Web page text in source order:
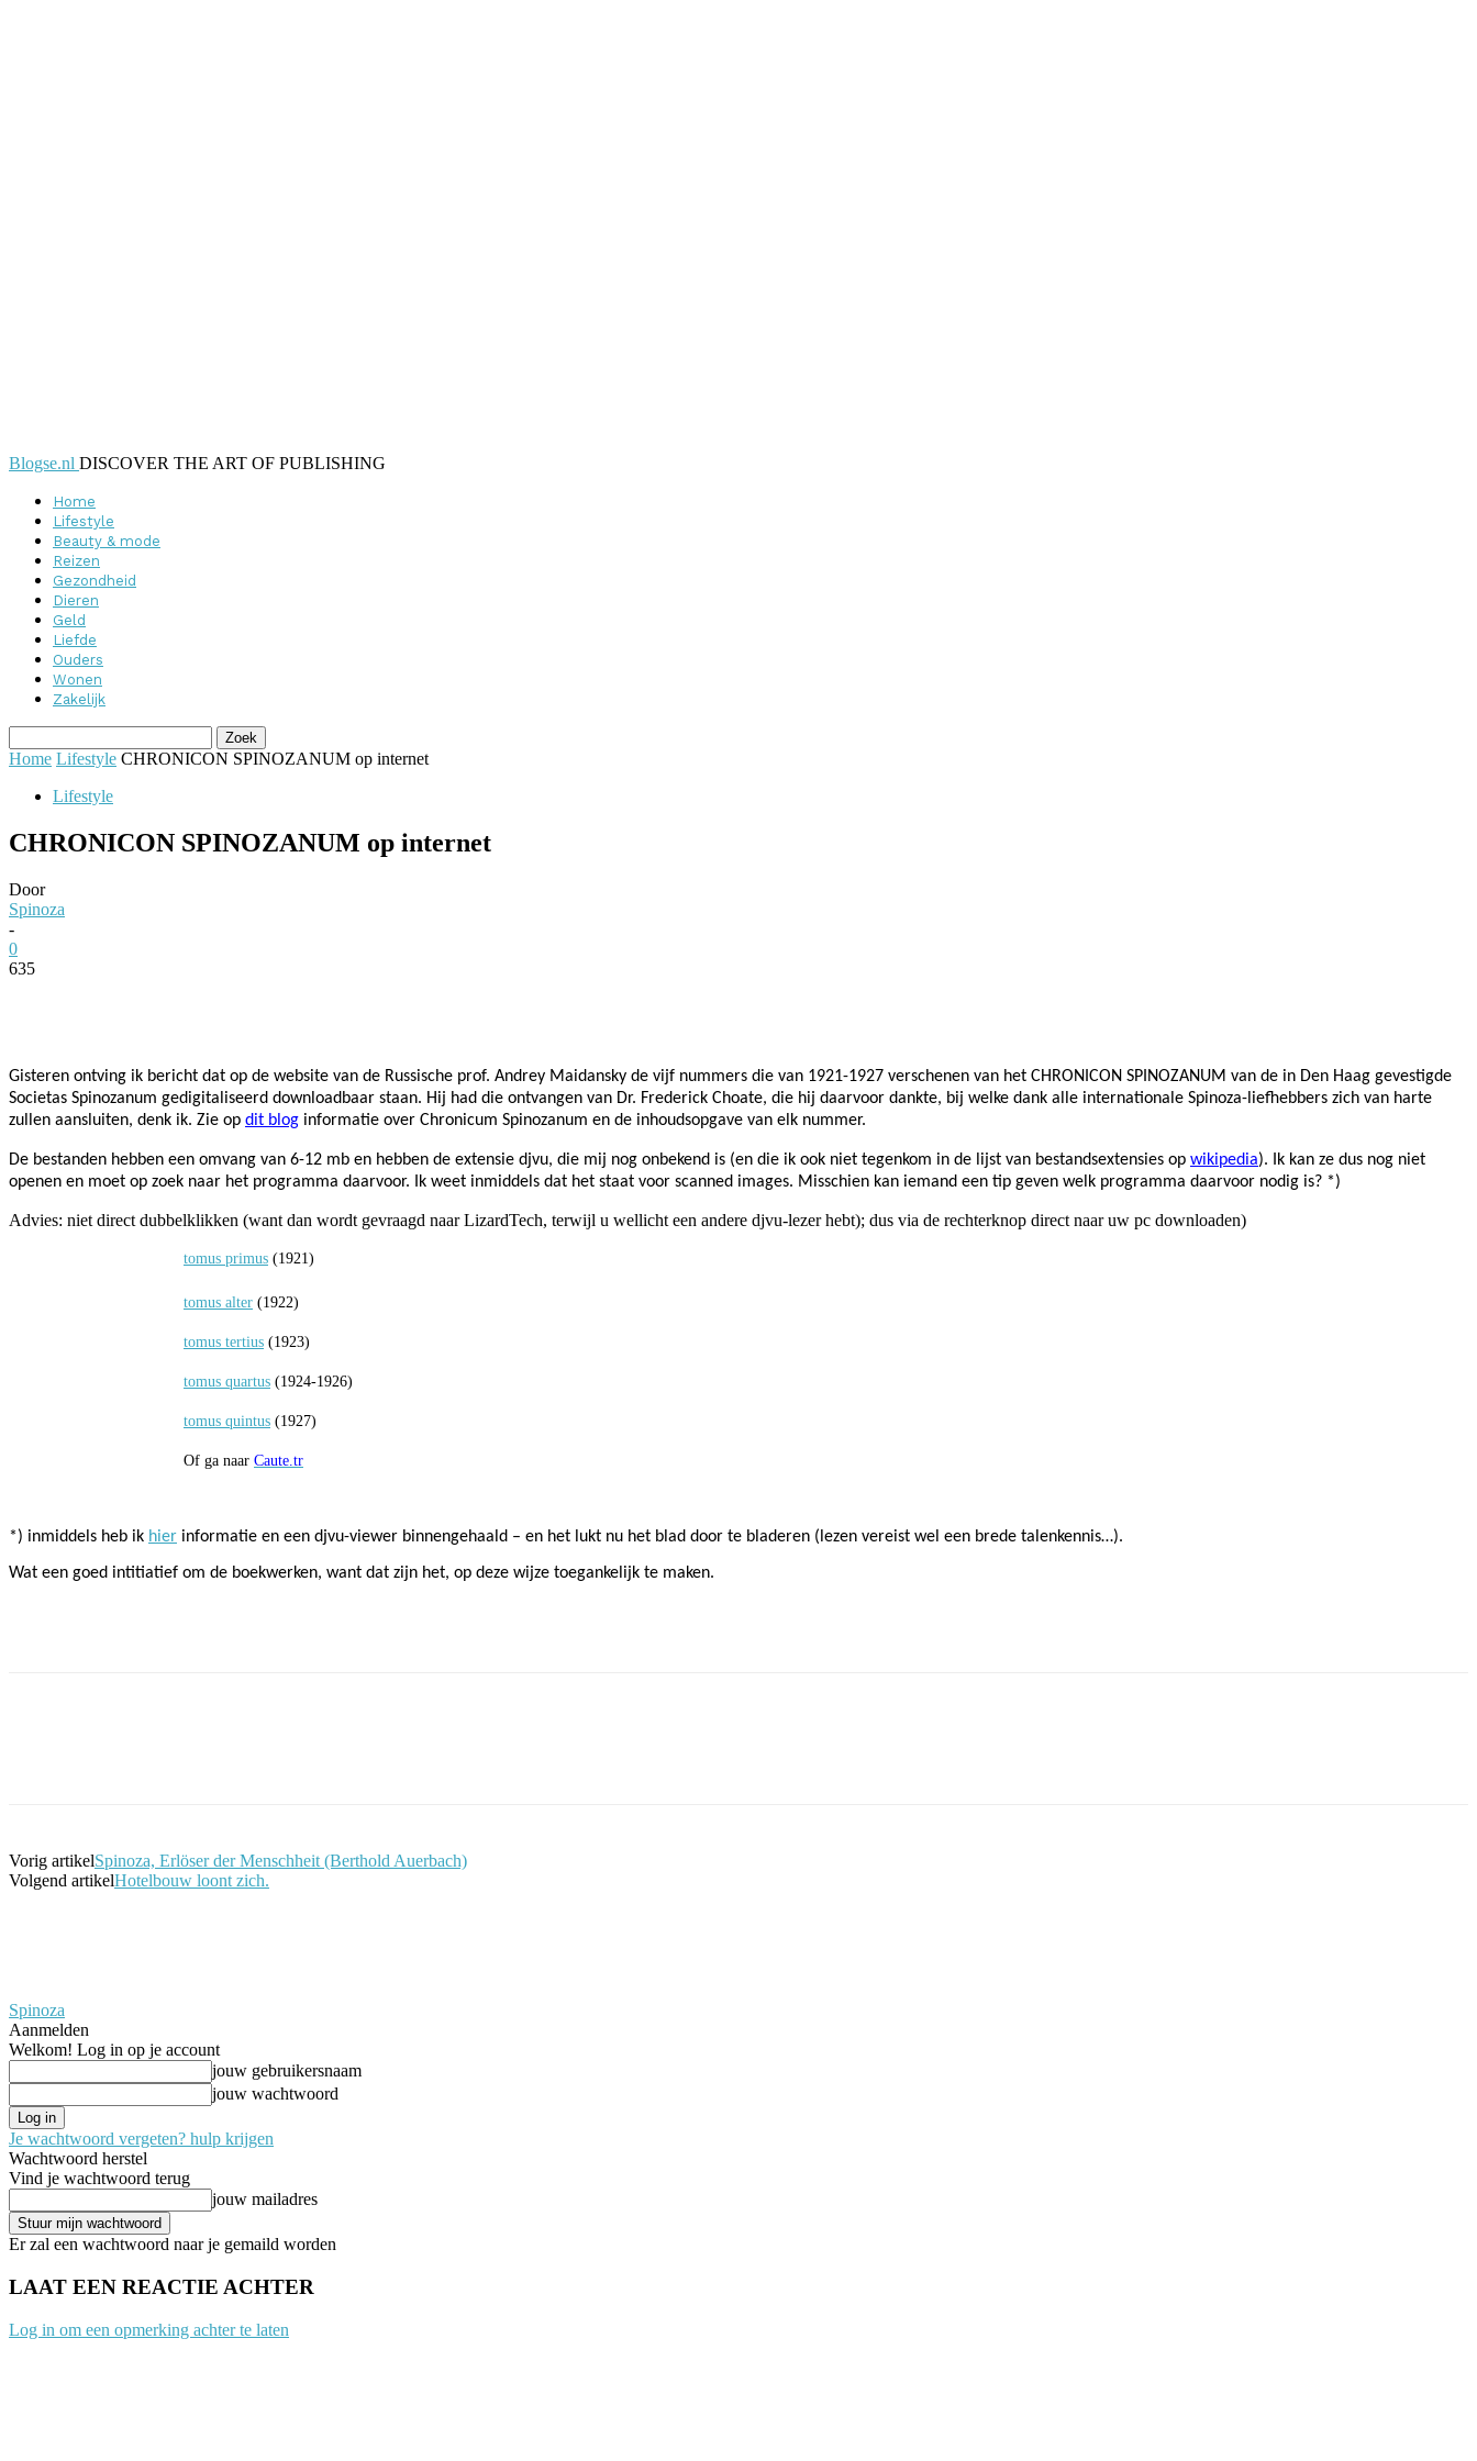
Blogse.nl DISCOVER THE ART OF PUBLISHING
Home
Lifestyle
Beauty & mode
Reizen
Gezondheid
Dieren
Geld
Liefde
Ouders
Wonen
Zakelijk
Home Lifestyle CHRONICON SPINOZANUM op internet
Lifestyle
CHRONICON SPINOZANUM op internet
Door
Spinoza
-
0
635
Gisteren ontving ik bericht dat op de website van de Russische prof. Andrey Maidansky de vijf nummers die van 1921-1927 verschenen van het CHRONICON SPINOZANUM van de in Den Haag gevestigde
Societas Spinozanum gedigitaliseerd downloadbaar staan. Hij had die ontvangen van Dr. Frederick Choate, die hij daarvoor dankte, bij welke dank alle internationale Spinoza-liefhebbers zich van harte
zullen aansluiten, denk ik. Zie op dit blog informatie over Chronicum Spinozanum en de inhoudsopgave van elk nummer.
De bestanden hebben een omvang van 6-12 mb en hebben de extensie djvu, die mij nog onbekend is (en die ik ook niet tegenkom in de lijst van bestandsextensies op wikipedia). Ik kan ze dus nog niet
openen en moet op zoek naar het programma daarvoor. Ik weet inmiddels dat het staat voor scanned images. Misschien kan iemand een tip geven welk programma daarvoor nodig is? *)
Advies: niet direct dubbelklikken (want dan wordt gevraagd naar LizardTech, terwijl u wellicht een andere djvu-lezer hebt); dus via de rechterknop direct naar uw pc downloaden)
tomus primus (1921)
tomus alter (1922)
tomus tertius (1923)
tomus quartus (1924-1926)
tomus quintus (1927)
Of ga naar Caute.tr
*) inmiddels heb ik hier informatie en een djvu-viewer binnengehaald – en het lukt nu het blad door te bladeren (lezen vereist wel een brede talenkennis…).
Wat een goed intitiatief om de boekwerken, want dat zijn het, op deze wijze toegankelijk te maken.
Vorig artikelSpinoza, Erlöser der Menschheit (Berthold Auerbach)
Volgend artikelHotelbouw loont zich.
Spinoza
Aanmelden
Welkom! Log in op je account
jouw gebruikersnaam
jouw wachtwoord
Je wachtwoord vergeten? hulp krijgen
Wachtwoord herstel
Vind je wachtwoord terug
jouw mailadres
Er zal een wachtwoord naar je gemaild worden
LAAT EEN REACTIE ACHTER
Log in om een opmerking achter te laten